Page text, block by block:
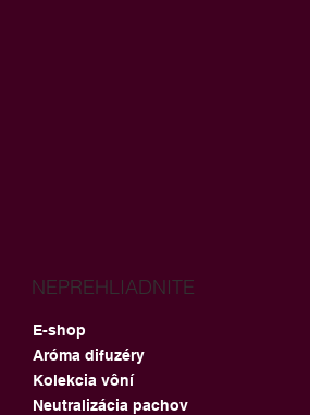
E-shop
Aróma difuzéry
Kolekcia vôní
Neutralizácia pachov
NEPREHLIADNITE